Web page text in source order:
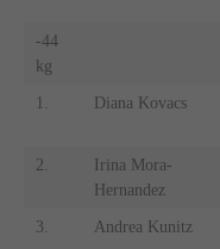
-44
kg
1. Diana Kovacs
2.
Irina Mora-
Hernandez
3. Andrea Kunitz